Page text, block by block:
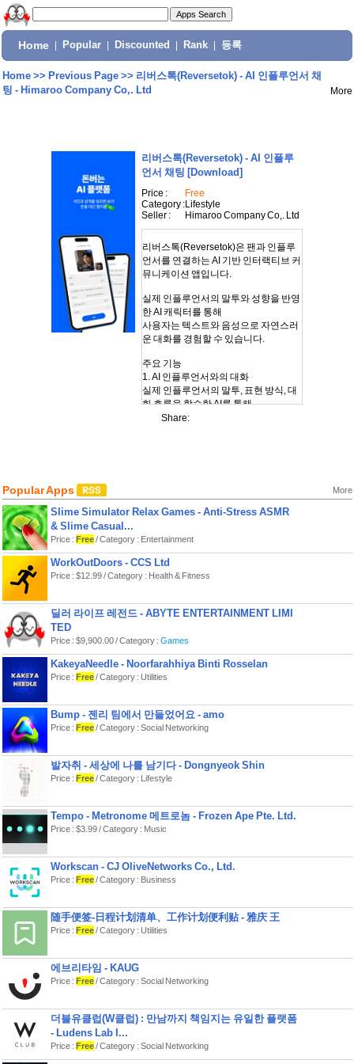
Home Popular Discounted Rank 등록
Home>> Previous Page>> 리버스톡(Reversetok) - AI 인플루언서 채
팅 - Himaroo Company Co,. Ltd
More
리버스톡(Reversetok) - AI 인플루
언서 채팅 [Download]
Price :
Free
Category :Lifestyle
Seller :
Himaroo Company Co,. Ltd
리버스톡(Reversetok)은 팬과 인플루
언서를 연결하는 AI 기반 인터랙티브 커
뮤니케이션 앱입니다.
실제 인플루언서의 말투와 성향을 반영
한 AI 캐릭터를 통해
사용자는 텍스트와 음성으로 자연스러
운 대화를 경험할 수 있습니다.
주요 기능
1. AI 인플루언서와의 대화
실제 인플루언서의 말투, 표현 방식, 대
화 흐름을 학습한 AI를 통해
단순한 자동 응답이 아닌 자연스러운 대
다.
3. 시간과 장소에 구애받지 않는 이용
Share:
Popular Apps More
Slime Simulator Relax Games - Anti-Stress ASMR
& Slime Casual...
Price : Free/ Category : Entertainment
WorkOutDoors - CCS Ltd
Price : $12.99 / Category : Health & Fitness
딜러 라이프 레전드 - ABYTE ENTERTAINMENT LIMI
TED
Price : $9,900.00 / Category : Games
KakeyaNeedle - Noorfarahhiya Binti Rosselan
Price : Free/ Category : Utilities
Bump - 젠리 팀에서 만들었어요 - amo
Price : Free/ Category : Social Networking
발자취 - 세상에 나를 남기다 - Dongnyeok Shin
Price : Free/ Category : Lifestyle
Tempo - Metronome 메트로놈 - Frozen Ape Pte. Ltd.
Price : $3.99 / Category : Music
Workscan - CJ OliveNetworks Co., Ltd.
Price : Free/ Category : Business
随手便签-日程计划清单、工作计划便利贴 - 雅庆 王
Price : Free/ Category : Utilities
에브리타임 - KAUG
Price : Free/ Category : Social Networking
더블유클럽(W클럽) : 만남까지 책임지는 유일한 플랫폼
- Ludens Lab I...
Price : Free/ Category : Social Networking